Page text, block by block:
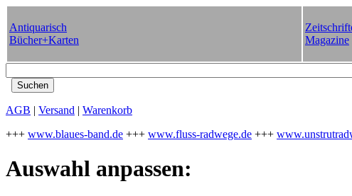
Antiquarisch
Bücher+Karten
Magazine
AGB | Versand | Warenkorb
+++ www.blaues-band.de +++ www.fluss-radwege.de +++
Auswahl anpassen: